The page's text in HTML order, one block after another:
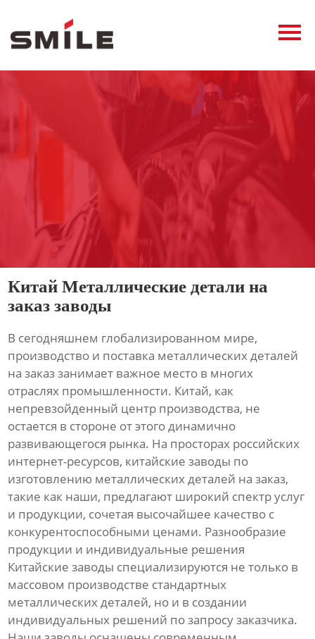
Продукция
О нас
Контакты
Китай Металлические детали на
заказ заводы
В сегодняшнем глобализированном мире,
производство и поставка металлических деталей
на заказ занимает важное место в многих
отраслях промышленности. Китай, как
непревзойденный центр производства, не
остается в стороне от этого динамично
развивающегося рынка. На просторах российских
интернет-ресурсов, китайские заводы по
изготовлению металлических деталей на заказ,
такие как наши, предлагают широкий спектр услуг
и продукции, сочетая высочайшее качество с
конкурентоспособными ценами. Разнообразие
продукции и индивидуальные решения
Китайские заводы специализируются не только в
массовом производстве стандартных
металлических деталей, но и в создании
индивидуальных решений по запросу заказчика.